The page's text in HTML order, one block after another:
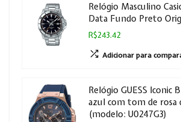
Relógio Masculino
Data Fundo Preto
R$243.42
Adicionar para
Relógio GUESS Iconic
azul com tom de rosa
(modelo: U0247G3)